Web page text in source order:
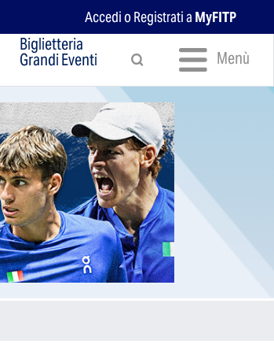
Accedi o Registrati a MyFITP
Biglietteria
Grandi Eventi Menù